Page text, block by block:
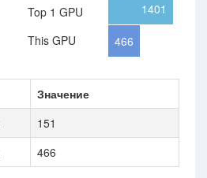
Top 1 GPU
This GPU
1401
466
Значение
151
466